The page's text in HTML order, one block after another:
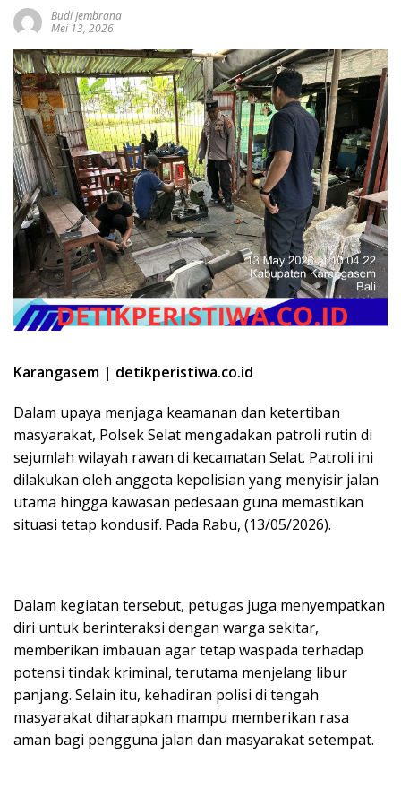
Budi Jembrana
Mei 13, 2026
Karangasem | detikperistiwa.co.id
Dalam upaya menjaga keamanan dan ketertiban
masyarakat, Polsek Selat mengadakan patroli rutin di
sejumlah wilayah rawan di kecamatan Selat. Patroli ini
dilakukan oleh anggota kepolisian yang menyisir jalan
utama hingga kawasan pedesaan guna memastikan
situasi tetap kondusif. Pada Rabu, (13/05/2026).
Dalam kegiatan tersebut, petugas juga menyempatkan
diri untuk berinteraksi dengan warga sekitar,
memberikan imbauan agar tetap waspada terhadap
potensi tindak kriminal, terutama menjelang libur
panjang. Selain itu, kehadiran polisi di tengah
masyarakat diharapkan mampu memberikan rasa
aman bagi pengguna jalan dan masyarakat setempat.